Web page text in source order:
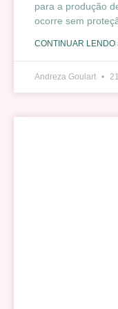
para a produção
ocorre sem
CONTINUAR LENDO
Andreza Goulart